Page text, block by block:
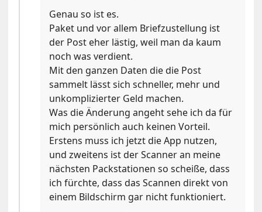
Genau so ist es.
Paket und vor allem Briefzustellung ist
der Post eher lästig, weil man da kaum
noch was verdient.
Mit den ganzen Daten die die Post
sammelt lässt sich schneller, mehr und
unkomplizierter Geld machen.
Was die Änderung angeht sehe ich da für
mich persönlich auch keinen Vorteil.
Erstens muss ich jetzt die App nutzen,
und zweitens ist der Scanner an meine
nächsten Packstationen so scheiße, dass
ich fürchte, dass das Scannen direkt von
einem Bildschirm gar nicht funktioniert.